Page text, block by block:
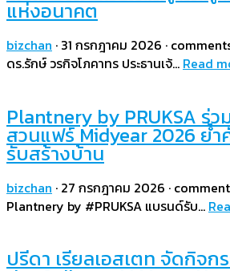
แห่งอนาคต
bizchan · 31 กรกฎาคม 2026 ·
ดร.รักษ์ วรกิจโภคาทร ประธานเจ้… Read
Plantnery by PRUKSA ร่ว
สวนแฟร์ Midyear 2026 ย้
รับสร้างบ้าน
bizchan · 27 กรกฎาคม 2026 ·
Plantnery by #PRUKSA แบรนด์รับ…
ปรีดา เรียลเอสเตท จัดกิจก